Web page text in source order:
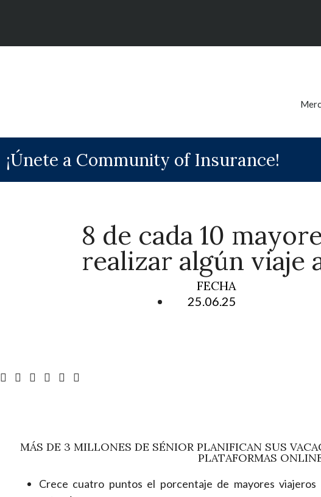
¡Únete a Community of Insurance!
8 de cada 10
realizar algún viaje
FECHA
25.06.25
MÁS DE 3 MILLONES DE SÉNIOR PLANIFICAN SUS
PLATAFORMAS
Crece cuatro puntos el porcentaje de mayores